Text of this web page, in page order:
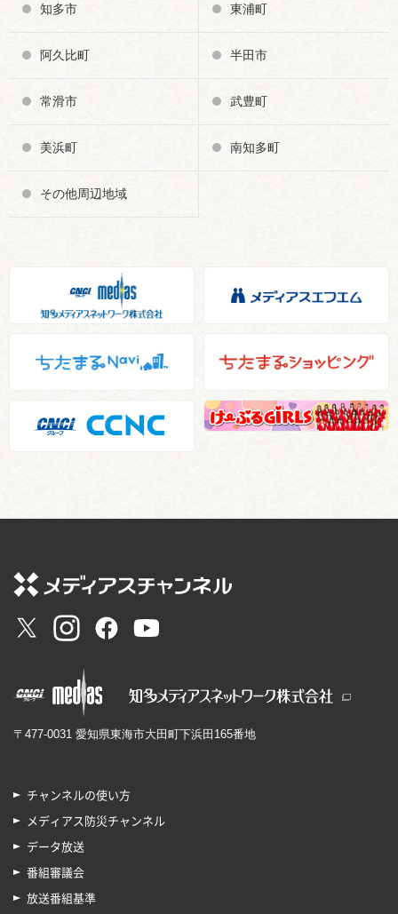
知多市 東浦町
阿久比町 半田市
常滑市 武豊町
美浜町 南知多町
その他周辺地域
〒477-0031 愛知県東海市大田町下浜田165番地
チャンネルの使い方
メディアス防災チャンネル
データ放送
番組審議会
放送番組基準